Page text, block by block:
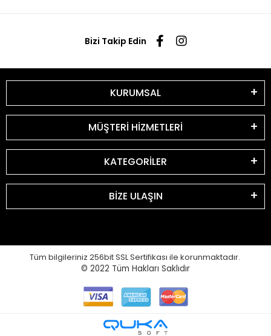
Bizi Takip Edin
KURUMSAL
MÜŞTERİ HİZMETLERİ
KATEGORİLER
BİZE ULAŞIN
Tüm bilgileriniz 256bit SSL Sertifikası ile korunmaktadır.
© 2022 Tüm Hakları Saklıdır